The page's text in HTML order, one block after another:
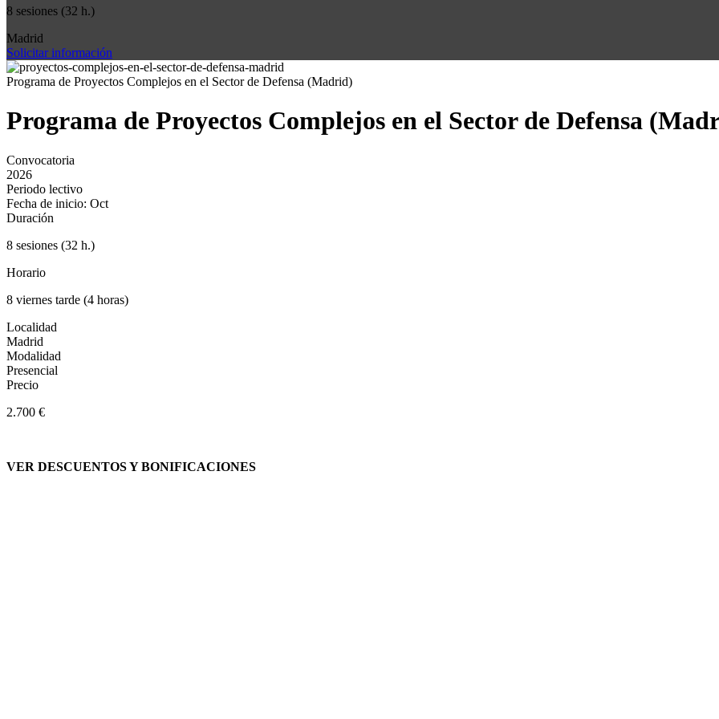
8 sesiones (32 h.)
Madrid
Solicitar información
Programa de Proyectos Complejos en el Sector de Defensa (Madrid)
Programa de Proyectos Complejos en el Sector de Defensa
Convocatoria
2026
Periodo lectivo
Fecha de inicio: Oct
Duración
8 sesiones (32 h.)
Horario
8 viernes tarde (4 horas)
Localidad
Madrid
Modalidad
Presencial
Precio
2.700 €
VER DESCUENTOS Y BONIFICACIONES